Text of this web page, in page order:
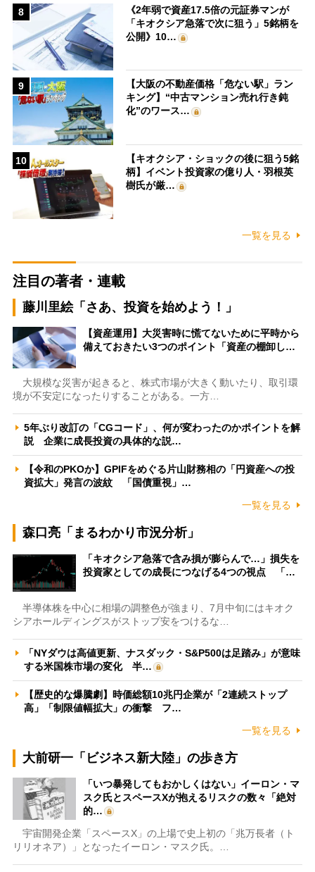
8
《2年弱で資産17.5倍の元証券マンが
「キオクシア急落で次に狙う」5銘柄を
公開》10…
9
【大阪の不動産価格「危ない駅」ラン
キング】“中古マンション売れ行き鈍
化”のワース…
10
【キオクシア・ショックの後に狙う5銘
柄】イベント投資家の億り人・羽根英
樹氏が厳…
一覧を見る
注目の著者・連載
藤川里絵「さあ、投資を始めよう！」
【資産運用】大災害時に慌てないために平時から
備えておきたい3つのポイント「資産の棚卸し…
大規模な災害が起きると、株式市場が大きく動いたり、取引環
境が不安定になったりすることがある。一方…
5年ぶり改訂の「CGコード」、何が変わったのかポイントを解
説 企業に成長投資の具体的な説…
【令和のPKOか】GPIFをめぐる片山財務相の「円資産への投
資拡大」発言の波紋 「国債重視」…
一覧を見る
森口亮「まるわかり市況分析」
「キオクシア急落で含み損が膨らんで…」損失を
投資家としての成長につなげる4つの視点 「…
半導体株を中心に相場の調整色が強まり、7月中旬にはキオク
シアホールディングスがストップ安をつけるな…
「NYダウは高値更新、ナスダック・S&P500は足踏み」が意味
する米国株市場の変化 半…
【歴史的な爆騰劇】時価総額10兆円企業が「2連続ストップ
高」「制限値幅拡大」の衝撃 フ…
一覧を見る
大前研一「ビジネス新大陸」の歩き方
「いつ暴発してもおかしくはない」イーロン・マ
スク氏とスペースXが抱えるリスクの数々「絶対
的…
宇宙開発企業「スペースX」の上場で史上初の「兆万長者（ト
リリオネア）」となったイーロン・マスク氏。…